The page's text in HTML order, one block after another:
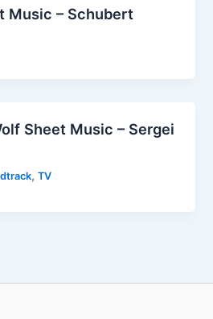
Music – Schubert
Sheet Music – Sergei
,TV